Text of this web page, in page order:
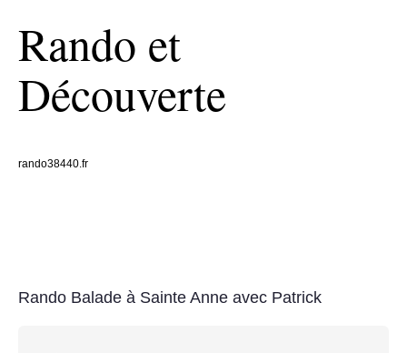
Rando et
Découverte
rando38440.fr
Rando Balade à Sainte Anne avec Patrick